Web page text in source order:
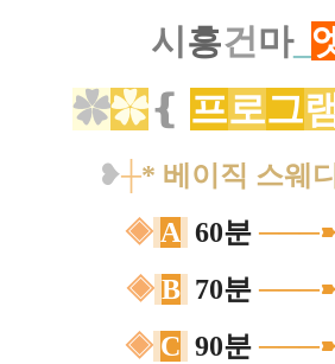
시 흥건마_
✿✿❴ 프로그
❥┼* 베이직 스웨
◈ A 60분───
◈ B 70분───
◈ C 90분───